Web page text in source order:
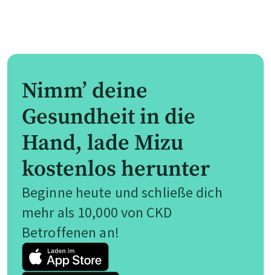
Nimm’ deine
Gesundheit in die
Hand, lade Mizu
kostenlos herunter
Beginne heute und schließe dich
mehr als 10,000 von CKD
Betroffenen an!